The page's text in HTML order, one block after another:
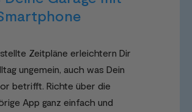
Zeitpläne erleichtern Dir
ungemein, auch was Dein
betrifft. Richte über die
App ganz einfach und